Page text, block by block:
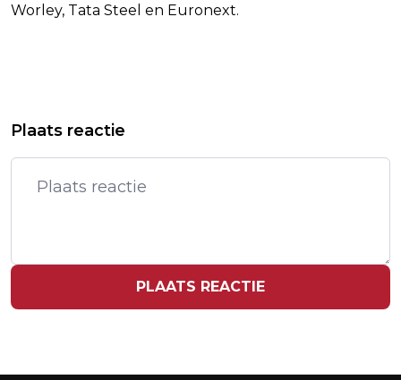
Worley, Tata Steel en Euronext.
KOMT DEZE WEEK MET NIEUWE
FORSE WINSTVAL ZALANDO, HOUDT
REKENING MET KRIMP VERKOPEN IN
2023
Plaats reactie
PLAATS REACTIE